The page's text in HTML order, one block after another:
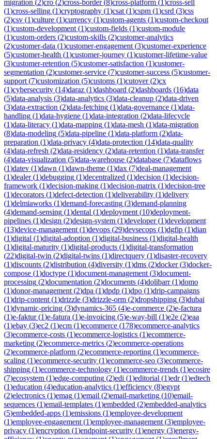
migration (2)cro (2)cross-border(8)cross-platform (1)cross-sell
(1)cross-selling (1)cryptography (1)csat (1)cspm (1)csrd (3)css
(2)csv (1)culture (1)currency (1)custom-agents (1)custom-checkout
(1)custom-development (1)custom-fields (1)custom-module
(1)custom-orders (2)custom-skills (2)customer-analytics
(2)customer-data (1)customer-engagement (3)customer-experience
(5)customer-health (1)customer-journey (1)customer-lifetime-value
(3)customer-retention (5)customer-satisfaction (1)customer-
segmentation (2)customer-service (7)customer-success (5)customer-
support (7)customization (5)customs (1)cutover(2)cx
(1)cybersecurity (14)daraz (1)dashboard (2)dashboards (16)data
(5)data-analysis (3)data-analytics (3)data-cleanup (2)data-driven
(3)data-extraction (2)data-fetching (1)data-governance (1)data-
handling (1)data-hygiene (1)data-integration (2)data-lifecycle
(1)data-literacy (1)data-mapping (1)data-mesh (1)data-migration
(8)data-modeling (5)data-pipeline (1)data-platform (2)data-
preparation (1)data-privacy (4)data-protection (14)data-quality
(4)data-refresh (2)data-residency (2)data-retention (1)data-transfer
(4)data-visualization (5)data-warehouse (2)database (7)dataflows
(1)datev (1)dawn (1)dawn-theme (1)dax (7)deal-management
(1)dealer(1)debugging (1)decentralized (1)decision (1)decision-
framework (1)decision-making (1)decision-matrix (1)decision-tree
(1)decorators (1)defect-detection (1)deliverability (1)delivery
(1)delmiaworks (1)demand-forecasting (3)demand-planning
(4)demand-sensing (1)dental (1)deployment (10)deployment-
pipelines (1)design (2)design-system (1)developer(1)development
(13)device-management (1)devops (29)devsecops (1)dgfip (1)dian
(1)digital (1)digital-adoption (1)digital-business (1)digital-health
(1)digital-maturity (1)digital-products (1)digital-transformation
(22)digital-twin (2)digital-twins (1)directquery (1)disaster-recovery
(1)discounts (2)distribution (4)diversity (1)dms (2)docker(3)docker-
compose (1)doctype (1)document-management (3)document-
processing (2)documentation (2)documents (4)dolibarr(1)domo
(1)donor-management (2)dpa (1)dpdp (1)dpo (1)drip-campaigns
(1)drip-content (1)drizzle (3)drizzle-orm (2)dropshipping (3)dubai
(1)dynamic-pricing (3)dynamics-365 (4)e-commerce (2)e-factura
(1)e-faktur(1)e-fatura (1)e-invoicing (5)e-way-bill (1)e2e (2)eaa
(1)ebay (3)ec2 (1)ecm (1)ecommerce (178)ecommerce-analytics
(3)ecommerce-costs (1)ecommerce-logistics (1)ecommerce-
marketing (2)ecommerce-metrics (2)ecommerce-operations
(2)ecommerce-platform (2)ecommerce-reporting (1)ecommerce-
scaling (1)ecommerce-security (1)ecommerce-seo (3)ecommerce-
shipping (1)ecommerce-technology (1)ecommerce-trends (1)ecosire
(7)ecosystem (1)edge-computing (2)edi (1)editorial (1)edr(1)edtech
(1)education (4)education-analytics (1)efficiency (8)egypt
(2)electronics (1)emag (1)email (2)email-marketing (10)email-
sequences (1)email-templates (1)embedded (2)embedded-analytics
(5)embedded-apps (1)emissions (1)employee-development
(1)employee-engagement (1)employee-management (3)employee-
privacy (1)encryption (1)endpoint-security (1)energy (3)energy-